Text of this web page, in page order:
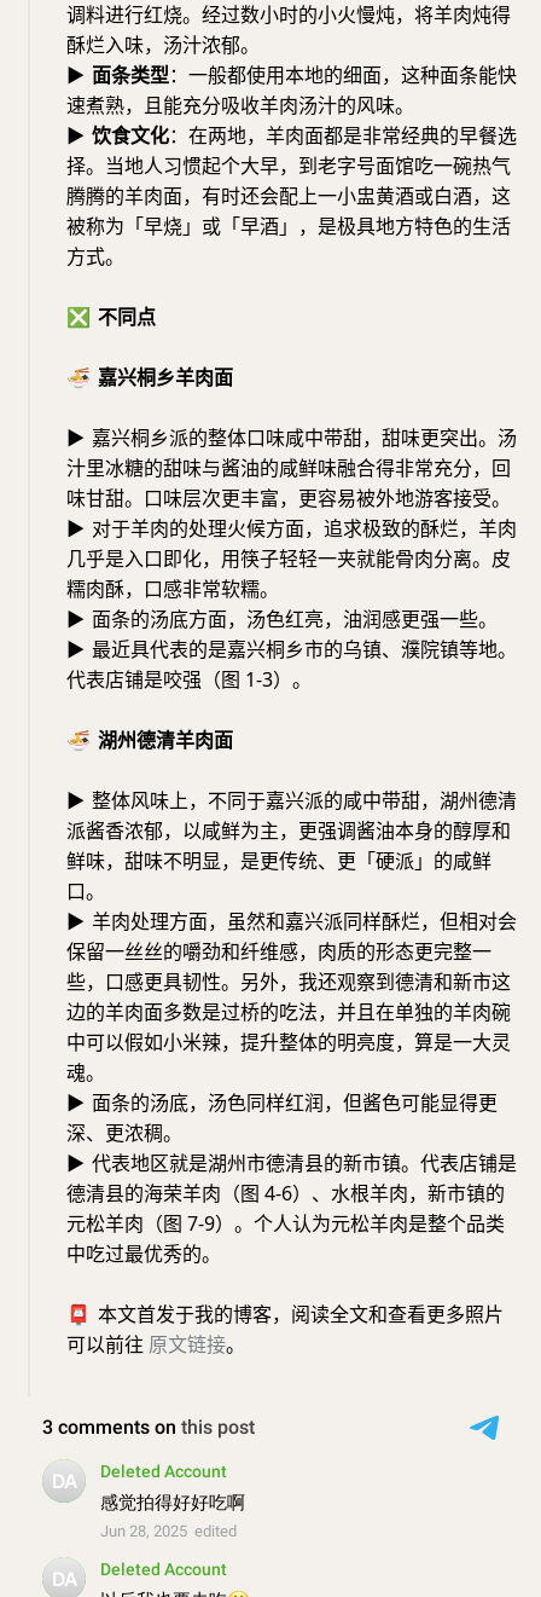
调料进行红烧。经过数小时的小火慢炖，将羊肉炖得
酥烂入味，汤汁浓郁。
▶ 面条类型：一般都使用本地的细面，这种面条能快
速煮熟，且能充分吸收羊肉汤汁的风味。
▶ 饮食文化：在两地，羊肉面都是非常经典的早餐选
择。当地人习惯起个大早，到老字号面馆吃一碗热气
腾腾的羊肉面，有时还会配上一小盅黄酒或白酒，这
被称为「早烧」或「早酒」，是极具地方特色的生活
方式。
❎ 不同点
🍜 嘉兴桐乡羊肉面
▶ 嘉兴桐乡派的整体口味咸中带甜，甜味更突出。汤
汁里冰糖的甜味与酱油的咸鲜味融合得非常充分，回
味甘甜。口味层次更丰富，更容易被外地游客接受。
▶ 对于羊肉的处理火候方面，追求极致的酥烂，羊肉
几乎是入口即化，用筷子轻轻一夹就能骨肉分离。皮
糯肉酥，口感非常软糯。
▶ 面条的汤底方面，汤色红亮，油润感更强一些。
▶ 最近具代表的是嘉兴桐乡市的乌镇、濮院镇等地。
代表店铺是咬强（图 1-3）。
🍜 湖州德清羊肉面
▶ 整体风味上，不同于嘉兴派的咸中带甜，湖州德清
派酱香浓郁，以咸鲜为主，更强调酱油本身的醇厚和
鲜味，甜味不明显，是更传统、更「硬派」的咸鲜
口。
▶ 羊肉处理方面，虽然和嘉兴派同样酥烂，但相对会
保留一丝丝的嚼劲和纤维感，肉质的形态更完整一
些，口感更具韧性。另外，我还观察到德清和新市这
边的羊肉面多数是过桥的吃法，并且在单独的羊肉碗
中可以假如小米辣，提升整体的明亮度，算是一大灵
魂。
▶ 面条的汤底，汤色同样红润，但酱色可能显得更
深、更浓稠。
▶ 代表地区就是湖州市德清县的新市镇。代表店铺是
德清县的海荣羊肉（图 4-6）、水根羊肉，新市镇的
元松羊肉（图 7-9）。个人认为元松羊肉是整个品类
中吃过最优秀的。
📮 本文首发于我的博客，阅读全文和查看更多照片
可以前往 原文链接。